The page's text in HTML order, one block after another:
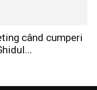
când cumperi